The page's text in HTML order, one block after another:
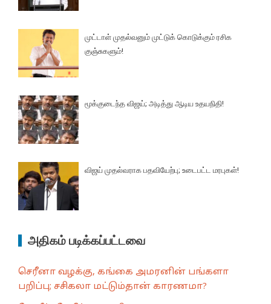
முட்டாள் முதல்வனும் முட்டுக் கொடுக்கும் ரசிக
குஞ்சுகளும்!
மூக்குடைந்த விஜய்; அடித்து ஆடிய உதயநிதி!
விஜய் முதல்வராக பதவியேற்பு; உடைபட்ட மரபுகள்!
அதிகம் படிக்கப்பட்டவை
செரீனா வழக்கு, கங்கை அமரனின் பங்களா
பறிப்பு; சசிகலா மட்டும்தான் காரணமா?